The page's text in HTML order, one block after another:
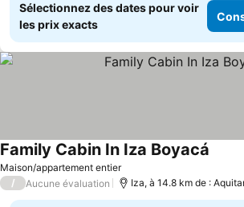
Sélectionnez des dates pour voir
les prix exacts
Maison/appartement entier
Family Cabin In Iza Boyacá
/ Aucune évaluation Iza, à 14.8 km de :